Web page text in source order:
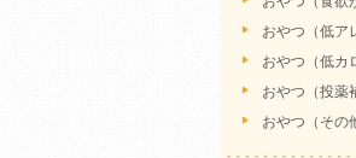
おやつ（低ア
おやつ（低カ
おやつ（投薬
おやつ（その